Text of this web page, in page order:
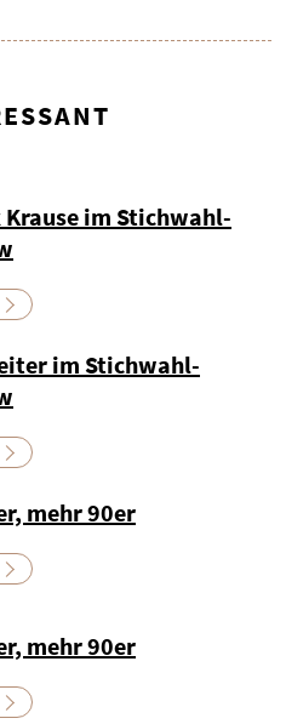
im Stichwahl-
im Stichwahl-
mehr 90er
mehr 90er